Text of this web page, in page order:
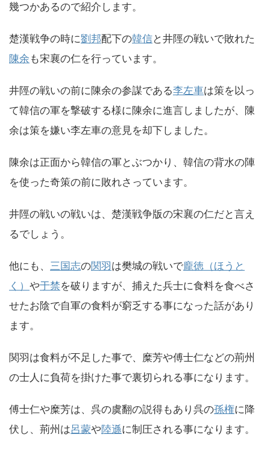
幾つかあるので紹介します。
楚漢戦争の時に劉邦配下の韓信と井陘の戦いで敗れた
陳余 も宋襄の仁を行っています。
井陘の戦いの前に陳余の参謀である李左車は策を以っ
て韓信の軍を撃破する様に陳余に進言しましたが、陳
余は策を嫌い李左車の意見を却下しました。
陳余は正面から韓信の軍とぶつかり、韓信の背水の陣
を使った奇策の前に敗れさっています。
井陘の戦いの戦いは、楚漢戦争版の宋襄の仁だと言え
るでしょう。
他にも、 三国志の関羽 は樊城の戦いで龐徳（ほうと
く） や于禁を破りますが、捕えた兵士に食料を食べさ
せたお陰で自軍の食料が窮乏する事になった話があり
ます。
関羽は食料が不足した事で、糜芳や傅士仁などの荊州
の士人に負荷を掛けた事で裏切られる事になります。
傅士仁や糜芳は、呉の虞翻の説得もあり呉の孫権に降
伏し、荊州は呂蒙や陸遜に制圧される事になります。